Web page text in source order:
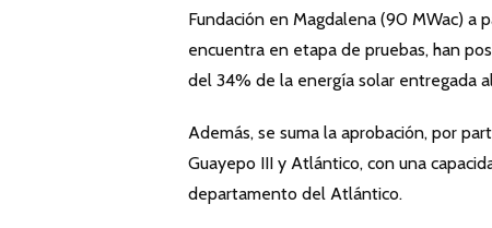
Fundación en Magdalena (90 MWac) a
encuentra en etapa de pruebas, han
del 34% de la energía solar entregada
Además, se suma la aprobación, por
Guayepo III y Atlántico, con una
departamento del Atlántico.